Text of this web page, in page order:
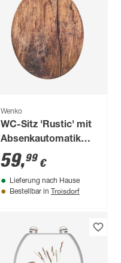
Wenko
WC-Sitz 'Rustic' mit
Absenkautomatik
braun Holzkern
59,99 €
Lieferung nach Hause
Bestellbar in Troisdorf